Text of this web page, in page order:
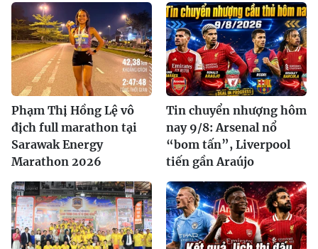
Phạm Thị Hồng Lệ vô
địch full marathon tại
Sarawak Energy
Marathon 2026
Tin chuyển nhượng hôm
nay 9/8: Arsenal nổ
“bom tấn”, Liverpool
tiến gần Araújo